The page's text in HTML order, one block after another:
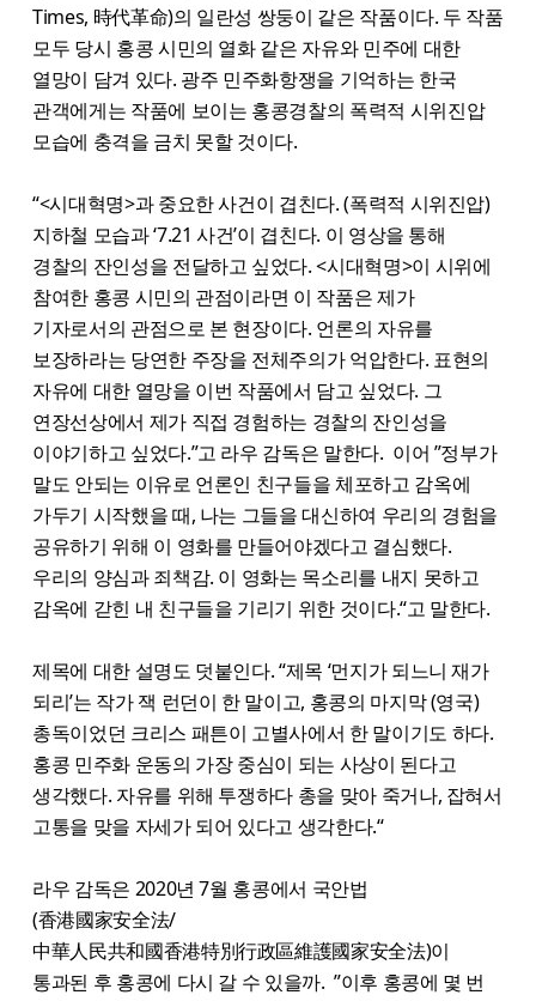
Times, 時代革命)의 일란성 쌍둥이 같은 작품이다. 두 작품
모두 당시 홍콩 시민의 열화 같은 자유와 민주에 대한
열망이 담겨 있다. 광주 민주화항쟁을 기억하는 한국
관객에게는 작품에 보이는 홍콩경찰의 폭력적 시위진압
모습에 충격을 금치 못할 것이다.
“<시대혁명>과 중요한 사건이 겹친다. (폭력적 시위진압)
지하철 모습과 ‘7.21 사건’이 겹친다. 이 영상을 통해
경찰의 잔인성을 전달하고 싶었다. <시대혁명>이 시위에
참여한 홍콩 시민의 관점이라면 이 작품은 제가
기자로서의 관점으로 본 현장이다. 언론의 자유를
보장하라는 당연한 주장을 전체주의가 억압한다. 표현의
자유에 대한 열망을 이번 작품에서 담고 싶었다. 그
연장선상에서 제가 직접 경험하는 경찰의 잔인성을
이야기하고 싶었다.”고 라우 감독은 말한다. 이어 ”정부가
말도 안되는 이유로 언론인 친구들을 체포하고 감옥에
가두기 시작했을 때, 나는 그들을 대신하여 우리의 경험을
공유하기 위해 이 영화를 만들어야겠다고 결심했다.
우리의 양심과 죄책감. 이 영화는 목소리를 내지 못하고
감옥에 갇힌 내 친구들을 기리기 위한 것이다.“고 말한다.
제목에 대한 설명도 덧붙인다. “제목 ‘먼지가 되느니 재가
되리’는 작가 잭 런던이 한 말이고, 홍콩의 마지막 (영국)
총독이었던 크리스 패튼이 고별사에서 한 말이기도 하다.
홍콩 민주화 운동의 가장 중심이 되는 사상이 된다고
생각했다. 자유를 위해 투쟁하다 총을 맞아 죽거나, 잡혀서
고통을 맞을 자세가 되어 있다고 생각한다.“
라우 감독은 2020년 7월 홍콩에서 국안법
(香港國家安全法/
中華人民共和國香港特別行政區維護國家安全法)이
통과된 후 홍콩에 다시 갈 수 있을까. ”이후 홍콩에 몇 번